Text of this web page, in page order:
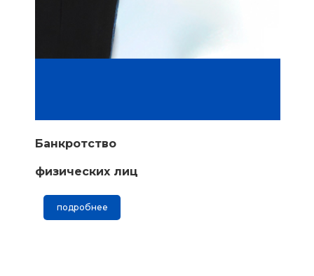
Банкротство
физических лиц
подробнее